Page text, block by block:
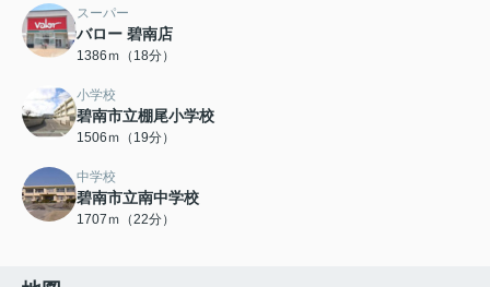
スーパー
バロー 碧南店
1386ｍ（18分）
小学校
碧南市立棚尾小学校
1506ｍ（19分）
中学校
碧南市立南中学校
1707ｍ（22分）